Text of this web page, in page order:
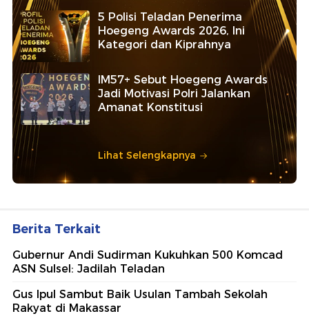
5 Polisi Teladan Penerima
Hoegeng Awards 2026, Ini
Kategori dan Kiprahnya
IM57+ Sebut Hoegeng Awards
Jadi Motivasi Polri Jalankan
Amanat Konstitusi
Lihat Selengkapnya
Berita Terkait
Gubernur Andi Sudirman Kukuhkan 500 Komcad
ASN Sulsel: Jadilah Teladan
Gus Ipul Sambut Baik Usulan Tambah Sekolah
Rakyat di Makassar